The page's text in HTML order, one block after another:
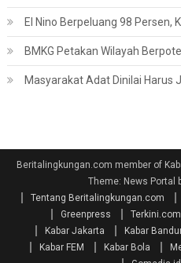
El Nino Berpeluang 98 Persen,
BMKG Petakan Wilayah
Masyarakat Adat Dinilai Harus
Beritalingkungan.com member of
Theme: News Portal
Tentang Beritalingkungan.com
Greenpress
Terkini.com
Kabar Jakarta
Kabar
Kabar FEM
Kabar Bola